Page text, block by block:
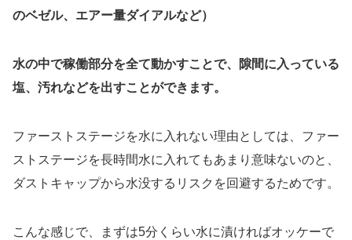
のベゼル、エアー量ダイアルなど）
水の中で稼働部分を全て動かすことで、隙間に入っている
塩、汚れなどを出すことができます。
ファーストステージを水に入れない理由としては、ファー
ストステージを長時間水に入れてもあまり意味ないのと、
ダストキャップから水没するリスクを回避するためです。
こんな感じで、まずは5分くらい水に漬ければオッケーで